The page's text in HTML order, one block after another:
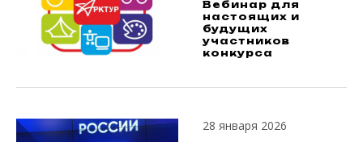
Вебинар для
настоящих и
будущих
участников
конкурса
28 января 2026